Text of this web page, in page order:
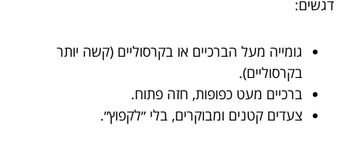
דגשים:
גומייה מעל הברכיים או בקרסוליים (קשה יותר
בקרסוליים).
ברכיים מעט כפופות, חזה פתוח.
צעדים קטנים ומבוקרים, בלי ״לקפוץ״.